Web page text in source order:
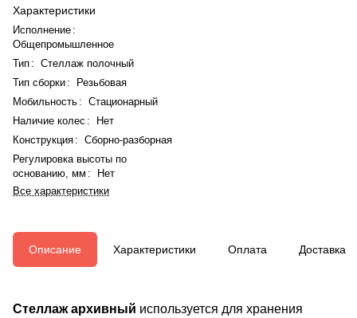
Характеристики
Исполнение :
Общепромышленное
Тип : Стеллаж полочный
Тип сборки:
Резьбовая
Мобильность : Стационарный
Наличие колес :
Нет
Конструкция : Сборно-разборная
Регулировка высоты по
основанию, мм :
Нет
Все характеристики
Описание Характеристики Оплата Доставка
Стеллаж архивный используется для хранения